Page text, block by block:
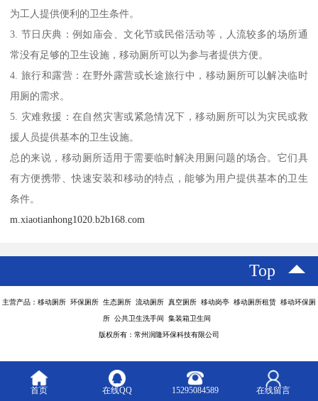
为工人提供便利的卫生条件。
3. 节日庆典：例如庙会、文化节或民俗活动等，人流较多的场所通
常没有足够的卫生设施，移动厕所可以为参与者提供方便。
4. 旅行和露营：在野外露营或长途旅行中，移动厕所可以解决临时
用厕的需求。
5. 灾难救援：在自然灾害或紧急情况下，移动厕所可以为灾民或救
援人员提供基本的卫生设施。
总的来说，移动厕所适用于需要临时解决用厕问题的场合。它们具
有方便携带、快速安装和移动的特点，能够为用户提供基本的卫生
条件。
m.xiaotianhong1020.b2b168.com
Top
主营产品：移动厕所 环保厕所 生态厕所 流动厕所 真空厕所 移动岗亭 移动厕所租赁 移动环保厕
所 公共卫生洗手间 集装箱卫生间
版权所有：常州润隆环保科技有限公司
首页 在线QQ 15295084589 在线留言